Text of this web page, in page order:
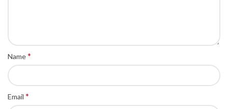
Name*
Email *